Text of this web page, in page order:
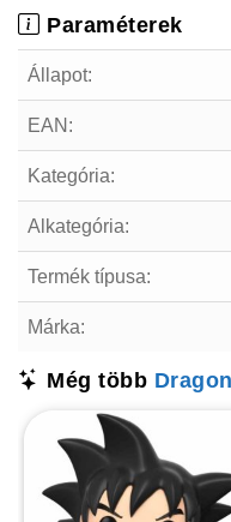
Paraméterek
Állapot:
EAN:
Kategória:
Alkategória:
Termék típusa:
Márka:
Még több